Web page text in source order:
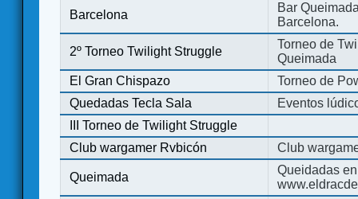
Barcelona
Bar
Barcelona.
2º Torneo Twilight Struggle
Torneo de
Queimada
El Gran Chispazo
Torneo de
Quedadas Tecla Sala
Eventos
III Torneo de Twilight Struggle
Club wargamer Rvbicón
Club
Queimada
Queidadas